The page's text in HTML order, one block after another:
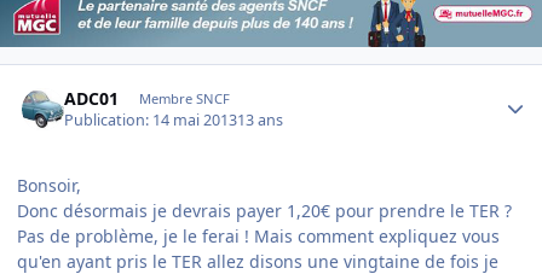
ADC01 Membre SNCF
Publication: 14 mai 201313 ans
Bonsoir,
Donc désormais je devrais payer 1,20€ pour prendre le TER ?
Pas de problème, je le ferai ! Mais comment expliquez vous
qu'en ayant pris le TER allez disons une vingtaine de fois je